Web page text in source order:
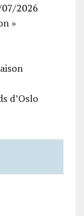
2026
»
d’Oslo